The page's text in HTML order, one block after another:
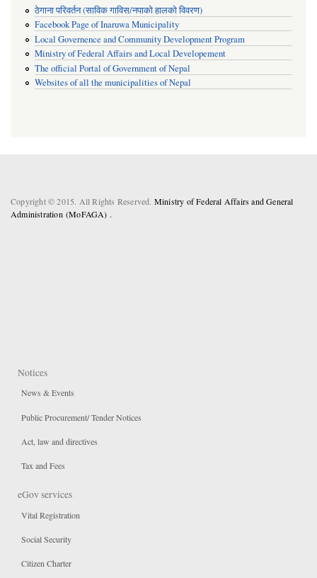
ठेगाना परिवर्तन (साविक गाविस/नपाको हालको विवरण)
Facebook Page of Inaruwa Municipality
Local Governence and Community Development Program
Ministry of Federal Affairs and Local Developement
The official Portal of Government of Nepal
Websites of all the municipalities of Nepal
Copyright © 2015. All Rights Reserved. Ministry of Federal Affairs and General
Administration (MoFAGA) .
Notices
News & Events
Public Procurement/ Tender Notices
Act, law and directives
Tax and Fees
eGov services
Vital Registration
Social Security
Citizen Charter